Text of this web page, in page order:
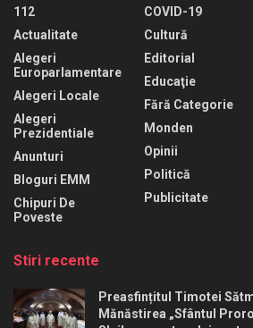
112
Actualitate
Alegeri
Europarlamentare
Alegeri Locale
Alegeri
Prezidentiale
Anunturi
Bloguri EMM
Chipuri De
Poveste
COVID-19
Cultură
Editorial
Educaţie
Fără Categorie
Monden
Opinii
Politică
Publicitate
Stiri recente
Preasfințitul Timotei
Mănăstirea „Sfântul